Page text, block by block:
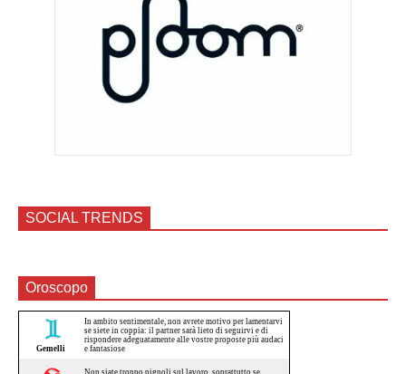
SOCIAL TRENDS
Oroscopo